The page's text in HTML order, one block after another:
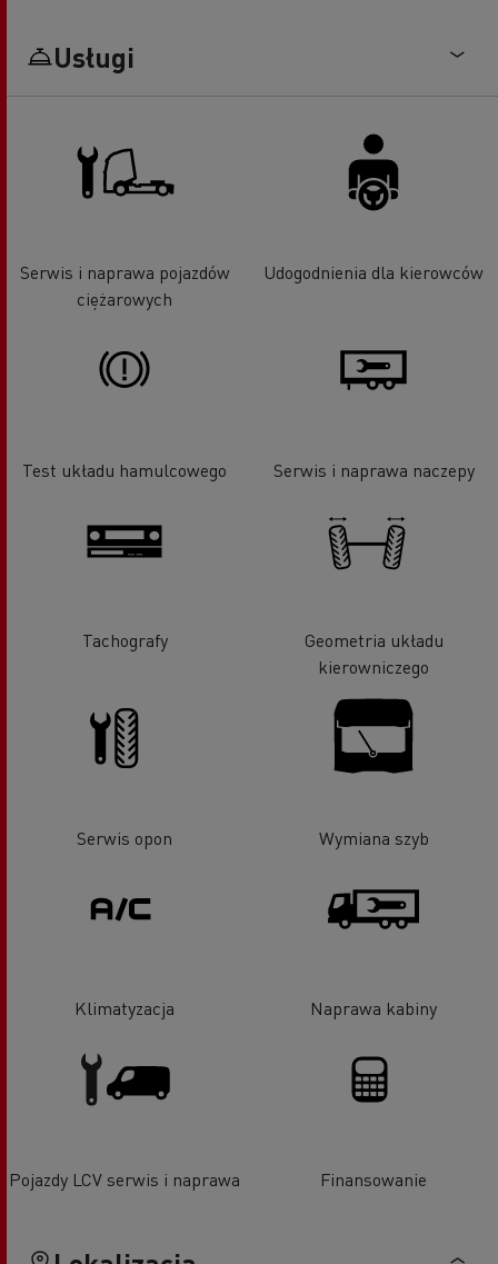
Usługi
Serwis i naprawa pojazdów
ciężarowych
Udogodnienia dla kierowców
Test układu hamulcowego Serwis i naprawa naczepy
Tachografy
Geometria układu
kierowniczego
Serwis opon Wymiana szyb
Klimatyzacja Naprawa kabiny
Pojazdy LCV serwis i naprawa Finansowanie